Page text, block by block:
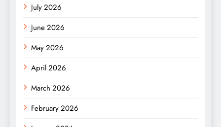
July 2026
June 2026
May 2026
April 2026
March 2026
February 2026